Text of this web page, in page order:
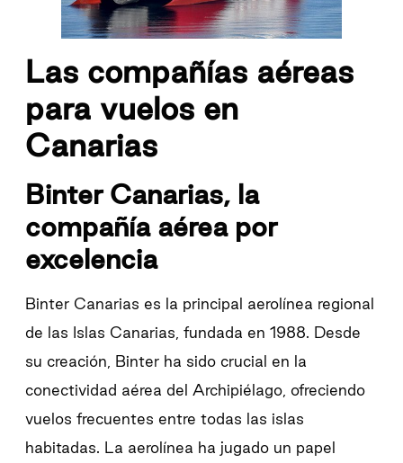
Las compañías aéreas
para vuelos en
Canarias
Binter Canarias, la
compañía aérea por
excelencia
Binter Canarias es la principal aerolínea regional
de las Islas Canarias, fundada en 1988. Desde
su creación, Binter ha sido crucial en la
conectividad aérea del Archipiélago, ofreciendo
vuelos frecuentes entre todas las islas
habitadas. La aerolínea ha jugado un papel